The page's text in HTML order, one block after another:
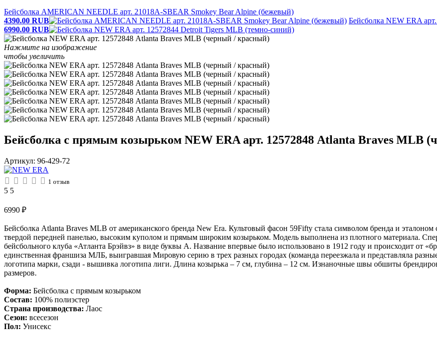
Бейсболка AMERICAN NEEDLE арт. 21018A-SBEAR Smokey Bear Alpine (бежевый)
4390.00 RUB
Бейсболка NEW ERA
6990.00 RUB
Нажмите на изображение
чтобы увеличить
Бейсболка с прямым козырьком NEW ERA арт. 12572848 Atlanta Braves MLB
Артикул: 96-429-72
1 отзыв
5 5
6990 ₽
Бейсболка Atlanta Braves MLB от американского бренда New Era. Культовый фасон 59Fifty стала символом бренда и
твердой передней панелью, высоким куполом и прямым широким козырьком. Модель выполнена из плотного материала.
бейсбольного клуба «Атланта Брэйвз» в виде буквы А. Название впервые было использовано в 1912 году и происходит от
единственная франшиза МЛБ, выигравшая Мировую серию в трех разных городах (команда переезжала и представляла
логотипа марки, сзади - вышивка логотипа лиги. Длина козырька – 7 см, глубина – 12 см. Изнаночные швы обшиты
размеров.
Форма: Бейсболка с прямым козырьком
Состав: 100% полиэстер
Страна производства: Лаос
Сезон: всесезон
Пол: Унисекс